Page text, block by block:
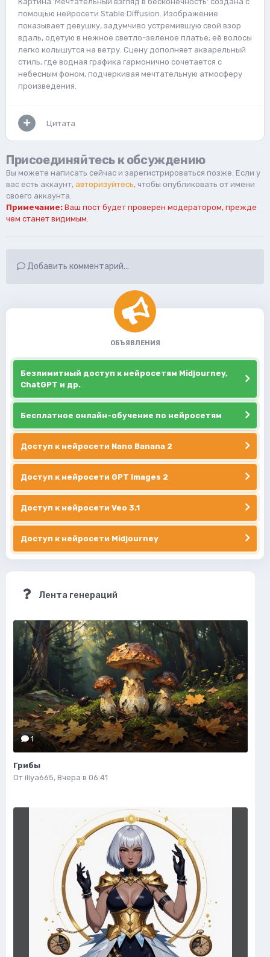
помощью нейросети Stable Diffusion. Изображение
показывает девушку, задумчиво устремившую свой взор
вдаль, одетую в нежное светло-зеленое платье; её волосы
легко колышутся на ветру. Сцену дополняет акварельный
стиль, где водная графика гармонично сочетается с
небесным фоном, подчеркивая мечтательную атмосферу
произведения.
Цитата
Присоединяйтесь к обсуждению
Вы можете написать сейчас и зарегистрироваться позже. Если у
вас есть аккаунт, авторизуйтесь, чтобы опубликовать от имени
своего аккаунта.
Примечание: Ваш пост будет проверен модератором, прежде
чем станет видимым.
Добавить комментарий...
ОБЪЯВЛЕНИЯ
Безлимитный доступ к нейросетям Midjourney,
ChatGPT и др.
Бесплатное онлайн-обучение по нейросетям
Доступ к нейросети Nano Banana 2
Доступ к нейросети GPT Images 2
Доступ к нейросети Veo 3.1
Доступ к нейросети Midjourney
Лента генераций
1
Грибы
От iliya665, Вчера в 06:41